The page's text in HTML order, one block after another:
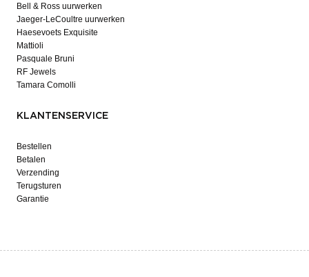
Bell & Ross uurwerken
Jaeger-LeCoultre uurwerken
Haesevoets Exquisite
Mattioli
Pasquale Bruni
RF Jewels
Tamara Comolli
KLANTENSERVICE
Bestellen
Betalen
Verzending
Terugsturen
Garantie